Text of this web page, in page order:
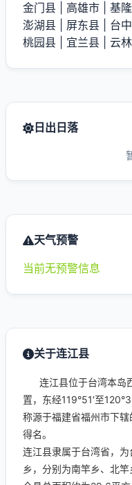
金门县
高雄市 基
澎湖县
屏东县 台
桃园县
宜兰县 云
日出日落
天气预警
当前无预警信息
关于连江县
连江县位于台湾本岛
置，东经119°51′至
称源于福建省福州市下
得名。
连江县隶属于台湾省，
乡，分别为南竿乡、北竿